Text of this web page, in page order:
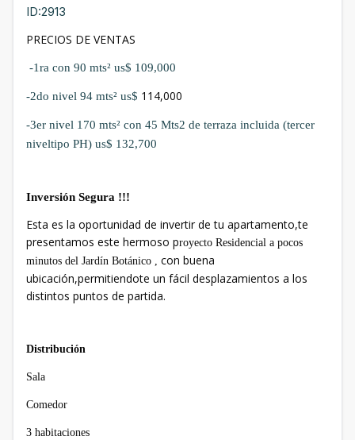
ID:2913
PRECIOS DE VENTAS
-1ra con 90 mts² us$ 109,000
-2do nivel 94 mts² us$ 114,000
-3er nivel 170 mts² con 45 Mts2 de terraza incluida (tercer
niveltipo PH) us$ 132,700
Inversión Segura !!!
Esta es la oportunidad de invertir de tu apartamento,te
presentamos este hermoso proyecto Residencial a pocos
minutos del Jardín Botánico , con buena
ubicación,permitiendote un fácil desplazamientos a los
distintos puntos de partida.
Distribución
Sala
Comedor
3 habitaciones